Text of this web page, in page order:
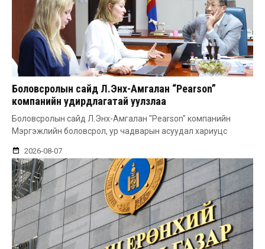
Боловсролын сайд Л.Энх-Амгалан “Pearson”
компанийн удирдлагатай уулзлаа
Боловсролын сайд Л.Энх-Амгалан "Pearson" компанийн
Мэргэжлийн боловсрол, ур чадварын асуудал хариуцс
2026-08-07